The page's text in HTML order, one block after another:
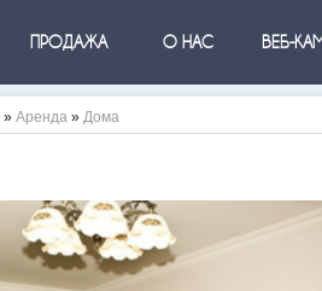
ПРОДАЖА О НАС ВЕБ-
» Аренда » Дома